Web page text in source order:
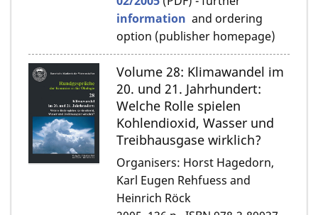
information and ordering
option (publisher homepage)
Volume 28: Klimawandel im
20. und 21. Jahrhundert:
Welche Rolle spielen
Kohlendioxid, Wasser und
Treibhausgase wirklich?
Organisers: Horst Hagedorn,
Karl Eugen Rehfuess and
Heinrich Röck